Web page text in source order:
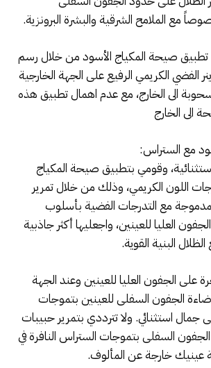
مع الملامح الشرقية والبشرة البرونزية.
صيحة المكياج الأسود من خلال رسم
الفضي الكريمي الرفيع على الجهة الخارجية
الى الخارج، مع عدم اهمال تطبيق هذه
الى الخارج
مع الستراس:
وقومي بتطبيق صيحة المكياج
اللون الكريمي، وذلك من خلال تمرير
مع التدرجات الفضية بأسلوب
العليا للعينين، واجعليها أكثر جاذبية
البنية القوية.
على الجفون العليا للعينين وعند الجهة
الجفون السفلى للعينين بتموجات
استثنائي. ولا تترددي بتمرير حبيبات
الجفون السفلى بتموجات الستراس النافرة في
عينيك خارجة عن المألوف.